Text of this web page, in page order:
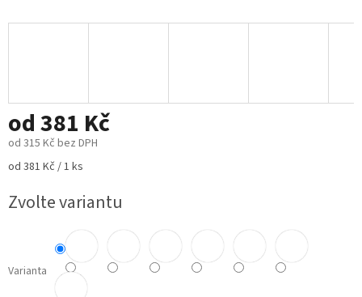
od381 Kč
od 315 Kč bez DPH
Měrná
od 381 Kč / 1 ks
Zvolte variantu
Varianta